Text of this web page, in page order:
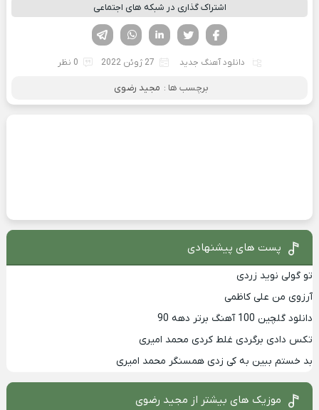
اشتراک گذاری در شبکه های اجتماعی
لینکدین تویتر
فیسوک
دانلود آهنگ جدید 27 ژوئن 2022 0 نظر
برچسب ها : مجید رضوی
پست های پیشنهادی
تو گولی نوید زردی
آرزوی من علی کاظمی
دانلود گلچین 100 آهنگ برتر دهه 90
تکس دادی برگردی غلط کردی محمد امیری
بد خستم ببین به کی زدی همسنگر محمد امیری
موزیک های بیشتر از مجید رضوی